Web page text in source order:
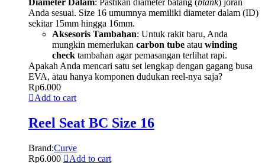
Diameter Dalam: Pastikan diameter batang (blank) joran
Anda sesuai. Size 16 umumnya memiliki diameter dalam (ID)
sekitar 15mm hingga 16mm.
Aksesoris Tambahan: Untuk rakit baru, Anda
mungkin memerlukan carbon tube atau winding
check tambahan agar pemasangan terlihat rapi.
Apakah Anda mencari satu set lengkap dengan gagang busa
EVA, atau hanya komponen dudukan reel-nya saja?
Rp6.000
Add to cart
Reel Seat BC Size 16
Brand:Curve
Rp6.000 Add to cart